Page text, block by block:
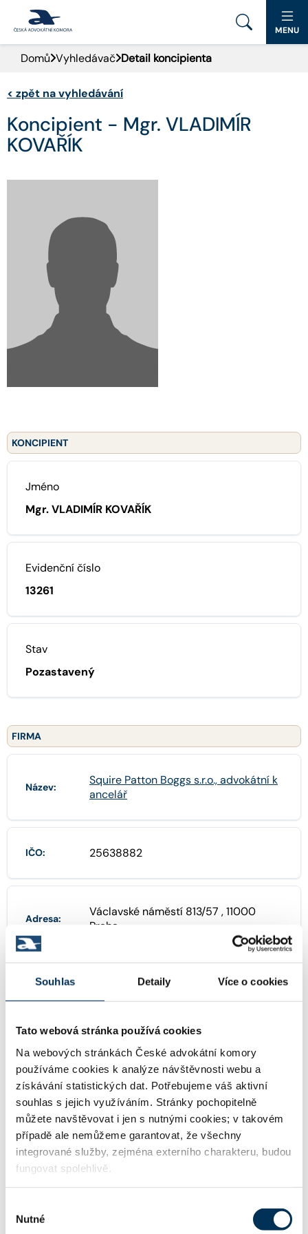
Souhlas Detaily Více o cookies
Tato webová stránka používá cookies
Na webových stránkách České advokátní komory
používáme cookies k analýze návštěvnosti webu a
získávání statistických dat. Potřebujeme váš aktivní
souhlas s jejich využíváním. Stránky pochopitelně
můžete navštěvovat i jen s nutnými cookies; v takovém
případě ale nemůžeme garantovat, že všechny
integrované služby, zejména externího charakteru, budou
fungovat spolehlivě.
souhlasu
Nutné
PORTÁL ČAK
DOMŮ
AKTUALITY
ADVOKÁTNÍ DENÍK
KONTAKT
MENU
Domů Vyhledávač Detail koncipienta
< zpět na vyhledávání
Koncipient - Mgr. VLADIMÍR
KOVAŘÍK
KONCIPIENT
Jméno
Mgr. VLADIMÍR KOVAŘÍK
Evidenční číslo
13261
Stav
Pozastavený
FIRMA
Název:
Squire Patton Boggs s.r.o., advokátní k
ancelář
IČO: 25638882
Adresa:
Václavské náměstí 813/57 , 11000
Praha
WWW: http://www.squirepattonboggs.com
Email:
chy@squirepb.com, jeff.mcgehee@sq
uirepb.com, val.papirnik@squire
Telefon: +420221662292
Mobil: +420221662282